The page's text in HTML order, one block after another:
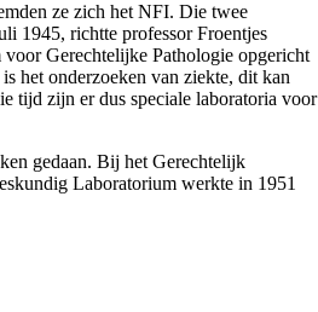
ze zich het NFI. Die twee
1945, richtte professor Froentjes
Gerechtelijke Pathologie opgericht
het onderzoeken van ziekte, dit kan
tijd zijn er dus speciale laboratoria voor
gedaan. Bij het Gerechtelijk
Laboratorium werkte in 1951